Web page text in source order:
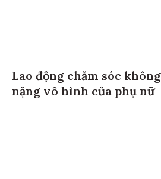
Lao động chăm sóc
nặng vô hình của phụ nữ